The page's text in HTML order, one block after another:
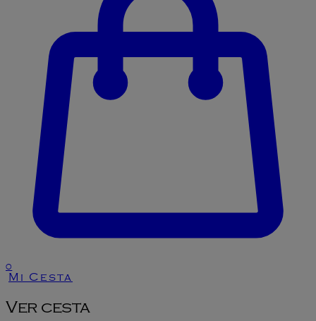
0
Mi Cesta
Ver cesta